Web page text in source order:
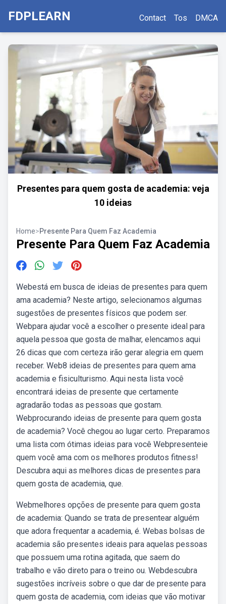
FDPLEARN Contact Tos DMCA
Presentes para quem gosta de academia: veja
10 ideias
Home>Presente Para Quem Faz Academia
Presente Para Quem Faz Academia
Webestá em busca de ideias de presentes para quem
ama academia? Neste artigo, selecionamos algumas
sugestões de presentes físicos que podem ser.
Webpara ajudar você a escolher o presente ideal para
aquela pessoa que gosta de malhar, elencamos aqui
26 dicas que com certeza irão gerar alegria em quem
receber. Web8 ideias de presentes para quem ama
academia e fisiculturismo. Aqui nesta lista você
encontrará ideias de presente que certamente
agradarão todas as pessoas que gostam.
Webprocurando ideias de presente para quem gosta
de academia? Você chegou ao lugar certo. Preparamos
uma lista com ótimas ideias para você Webpresenteie
quem você ama com os melhores produtos fitness!
Descubra aqui as melhores dicas de presentes para
quem gosta de academia, que.
Webmelhores opções de presente para quem gosta
de academia: Quando se trata de presentear alguém
que adora frequentar a academia, é. Webas bolsas de
academia são presentes ideais para aquelas pessoas
que possuem uma rotina agitada, que saem do
trabalho e vão direto para o treino ou. Webdescubra
sugestões incríveis sobre o que dar de presente para
quem gosta de academia, com ideias que vão motivar